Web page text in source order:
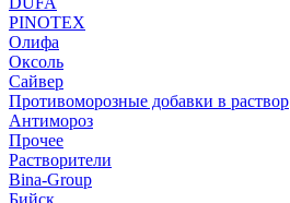
PINOTEX
Олифа
Оксоль
Сайвер
Противоморозные добавки в раствор
Антимороз
Прочее
Растворители
Bina-Group
Бийск